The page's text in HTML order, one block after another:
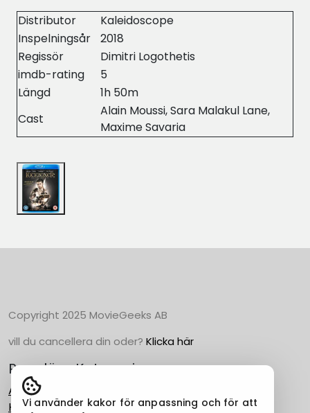
Distributor
Kaleidoscope
Inspelningsår
2018
Regissör
Dimitri Logothetis
imdb-rating
5
Längd
1h 50m
Cast
Alain Moussi, Sara Malakul Lane,
Maxime Savaria
Copyright 2025 MovieGeeks AB
vill du cancellera din oder? Klicka här
Populära Kategorier
Action
Horror
Vi använder kakor för anpassning och för att